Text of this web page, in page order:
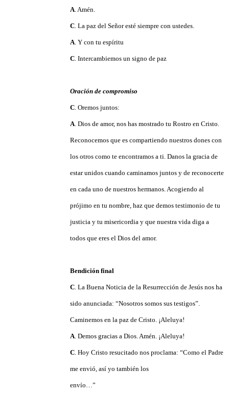
A. Amén.
C. La paz del Señor esté siempre con ustedes.
A. Y con tu espíritu
C. Intercambiemos un signo de paz
Oración de compromiso
C. Oremos juntos:
A. Dios de amor, nos has mostrado tu Rostro en Cristo.
Reconocemos que es compartiendo nuestros dones con
los otros como te encontramos a ti. Danos la gracia de
estar unidos cuando caminamos juntos y de reconocerte
en cada uno de nuestros hermanos. Acogiendo al
prójimo en tu nombre, haz que demos testimonio de tu
justicia y tu misericordia y que nuestra vida diga a
todos que eres el Dios del amor.
Bendición final
C. La Buena Noticia de la Resurrección de Jesús nos ha
sido anunciada: “Nosotros somos sus testigos”.
Caminemos en la paz de Cristo. ¡Aleluya!
A. Demos gracias a Dios. Amén. ¡Aleluya!
C. Hoy Cristo resucitado nos proclama: “Como el Padre
me envió, así yo también los
envío…”